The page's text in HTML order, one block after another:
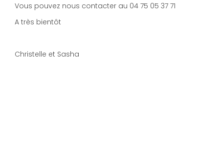
Vous pouvez nous contacter au 04 75 05 37 71
A très bientôt
Christelle et Sasha